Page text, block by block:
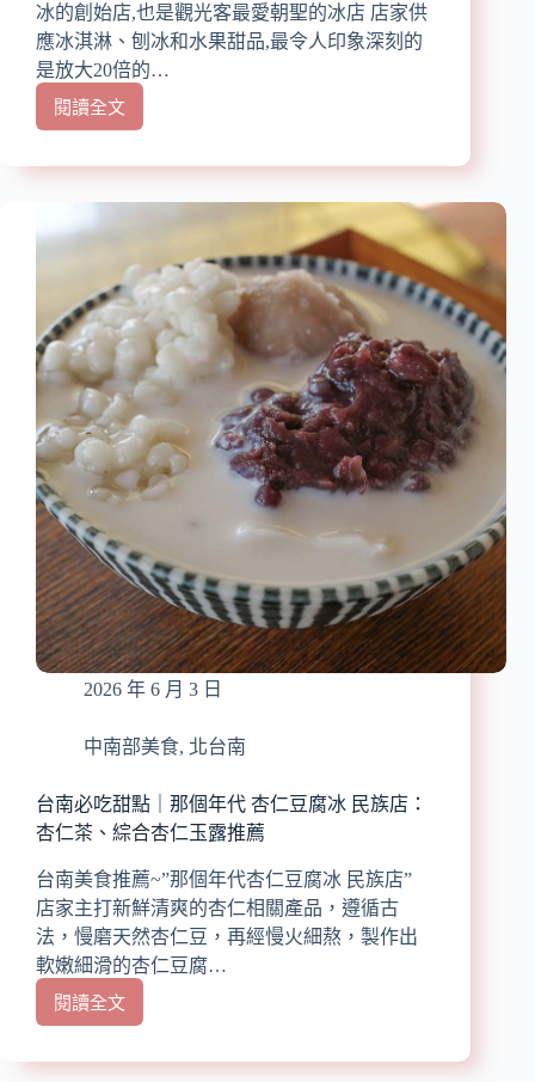
冰的創始店,也是觀光客最愛朝聖的冰店 店家供
應冰淇淋、刨冰和水果甜品,最令人印象深刻的
是放大20倍的…
閱讀全文
【高
冰
船
頭
海
之
冰』
近
西
子
灣
站/
高
雄
大
碗
冰
創
始
大
可
以
到
20
倍/
觀
光
客
必
2026 年 6 月 3 日
中南部美食, 北台南
台南必吃甜點｜那個年代 杏仁豆腐冰 民族店：
杏仁茶、綜合杏仁玉露推薦
台南美食推薦~”那個年代杏仁豆腐冰 民族店”
店家主打新鮮清爽的杏仁相關產品，遵循古
法，慢磨天然杏仁豆，再經慢火細熬，製作出
軟嫩細滑的杏仁豆腐…
閱讀全文
台
必